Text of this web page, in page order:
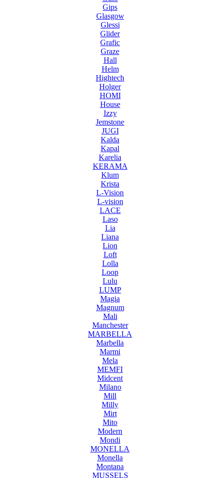
Gips
Glasgow
Glessi
Glider
Grafic
Graze
Hall
Helm
Hightech
Holger
HOMI
House
Izzy
Jemstone
JUGI
Kalda
Kapal
Karelia
KERAMA
Klum
Krista
L-Vision
L-vision
LACE
Laso
Lia
Liana
Lion
Loft
Lolla
Loop
Lulu
LUMP
Magia
Magnum
Mali
Manchester
MARBELLA
Marbella
Marmi
Mela
MEMFI
Midcent
Milano
Mill
Milly
Mirt
Mito
Modern
Mondi
MONELLA
Monella
Montana
MUSSELS